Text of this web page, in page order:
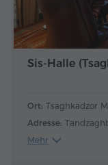
Sis-Halle
Ort: Tsaghkadzor
Adresse:
Mehr